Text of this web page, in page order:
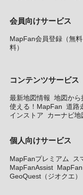
会員向けサービス
MapFan会員登録（無料
料）
コンテンツサービス
最新地図情報 地図から
使える！MapFan 道路
インストア
カーナビ地
個人向けサービス
MapFanプレミアム
ス
MapFanAssist
GeoQuest（ジオクエ）